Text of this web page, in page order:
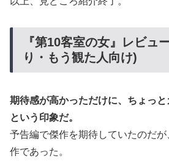
『第10客室の女』レビュ
り・もう観た人向け)
期待感が高かっただけに、ちょっ
という印象だ。
予告編で傑作を期待していたのだ
作であった。